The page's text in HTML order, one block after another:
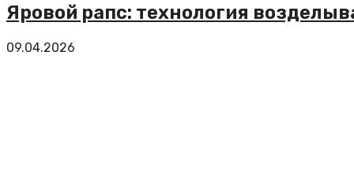
Яровой рапс: технология
09.04.2026